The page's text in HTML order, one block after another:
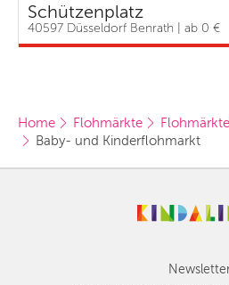
Schützenplatz
40597 Düsseldorf Benrath | ab 0 €
Home Flohmärkte
Baby- und Kinderflohmarkt